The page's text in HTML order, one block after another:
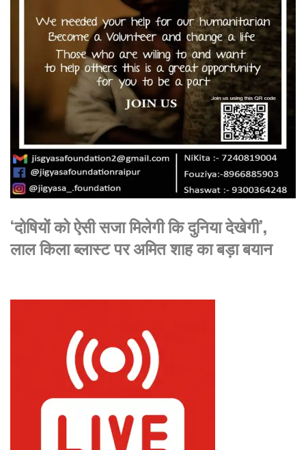
‘दोषियों को ऐसी सजा मिलेगी कि दुनिया देखेगी’,
लाल किला ब्लास्ट पर अमित शाह का बड़ा बयान